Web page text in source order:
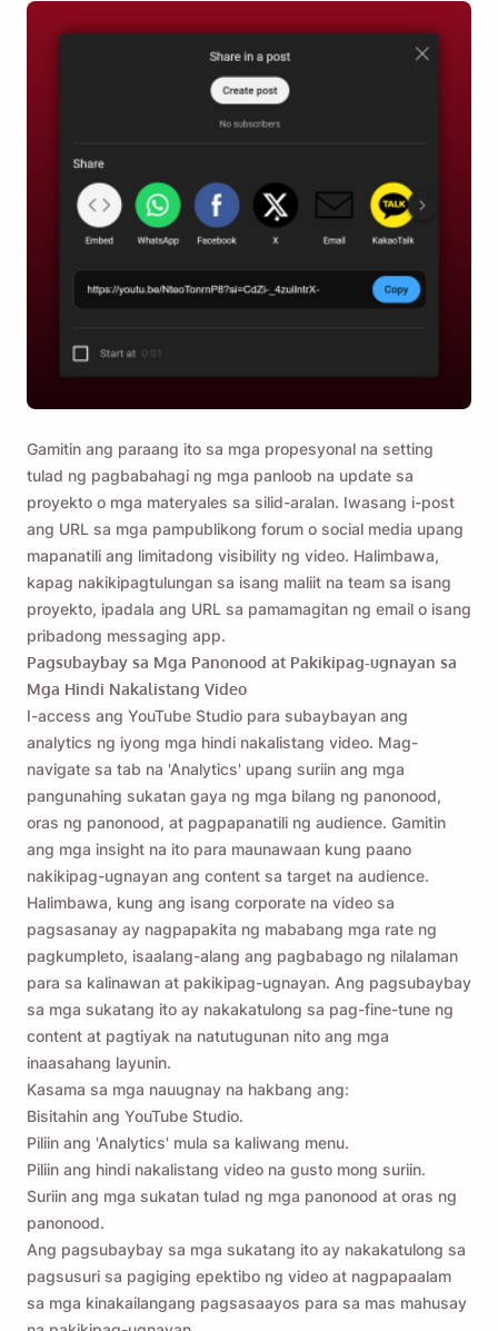
Gamitin ang paraang ito sa mga propesyonal na setting
tulad ng pagbabahagi ng mga panloob na update sa
proyekto o mga materyales sa silid-aralan. Iwasang i-post
ang URL sa mga pampublikong forum o social media upang
mapanatili ang limitadong visibility ng video. Halimbawa,
kapag nakikipagtulungan sa isang maliit na team sa isang
proyekto, ipadala ang URL sa pamamagitan ng email o isang
pribadong messaging app.
Pagsubaybay sa Mga Panonood at Pakikipag-ugnayan sa
Mga Hindi Nakalistang Video
I-access ang YouTube Studio para subaybayan ang
analytics ng iyong mga hindi nakalistang video. Mag-
navigate sa tab na 'Analytics' upang suriin ang mga
pangunahing sukatan gaya ng mga bilang ng panonood,
oras ng panonood, at pagpapanatili ng audience. Gamitin
ang mga insight na ito para maunawaan kung paano
nakikipag-ugnayan ang content sa target na audience.
Halimbawa, kung ang isang corporate na video sa
pagsasanay ay nagpapakita ng mababang mga rate ng
pagkumpleto, isaalang-alang ang pagbabago ng nilalaman
para sa kalinawan at pakikipag-ugnayan. Ang pagsubaybay
sa mga sukatang ito ay nakakatulong sa pag-fine-tune ng
content at pagtiyak na natutugunan nito ang mga
inaasahang layunin.
Kasama sa mga nauugnay na hakbang ang:
Bisitahin ang YouTube Studio.
Piliin ang 'Analytics' mula sa kaliwang menu.
Piliin ang hindi nakalistang video na gusto mong suriin.
Suriin ang mga sukatan tulad ng mga panonood at oras ng
panonood.
Ang pagsubaybay sa mga sukatang ito ay nakakatulong sa
pagsusuri sa pagiging epektibo ng video at nagpapaalam
sa mga kinakailangang pagsasaayos para sa mas mahusay
Paalalahanan mo ako 🔔
Padalhan ang iyong sarili ng paalala na i-
download ang Viddly kapag bumalik ka sa
MacOS o Windows PC.